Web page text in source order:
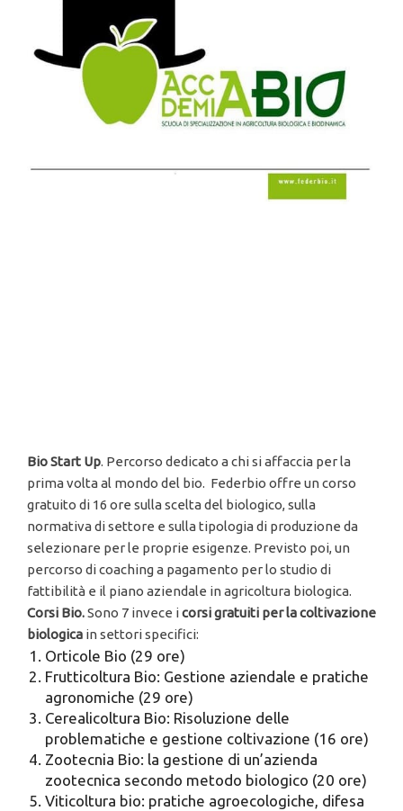
Bio Start Up. Percorso dedicato a chi si affaccia per la
prima volta al mondo del bio. Federbio offre un corso
gratuito di 16 ore sulla scelta del biologico, sulla
normativa di settore e sulla tipologia di produzione da
selezionare per le proprie esigenze. Previsto poi, un
percorso di coaching a pagamento per lo studio di
fattibilità e il piano aziendale in agricoltura biologica.
Corsi Bio.Sono 7 invece icorsi gratuiti per la coltivazione
biologica in settori specifici:
Orticole Bio (29 ore)
Frutticoltura Bio: Gestione aziendale e pratiche
agronomiche (29 ore)
Cerealicoltura Bio: Risoluzione delle
problematiche e gestione coltivazione (16 ore)
Zootecnia Bio: la gestione di un’azienda
zootecnica secondo metodo biologico (20 ore)
Viticoltura bio: pratiche agroecologiche, difesa